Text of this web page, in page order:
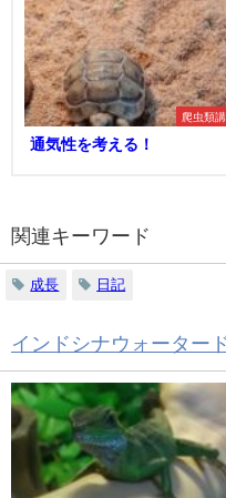
爬虫類
通気性を考える！
関連キーワード
成長 日記
インドシナウォーター